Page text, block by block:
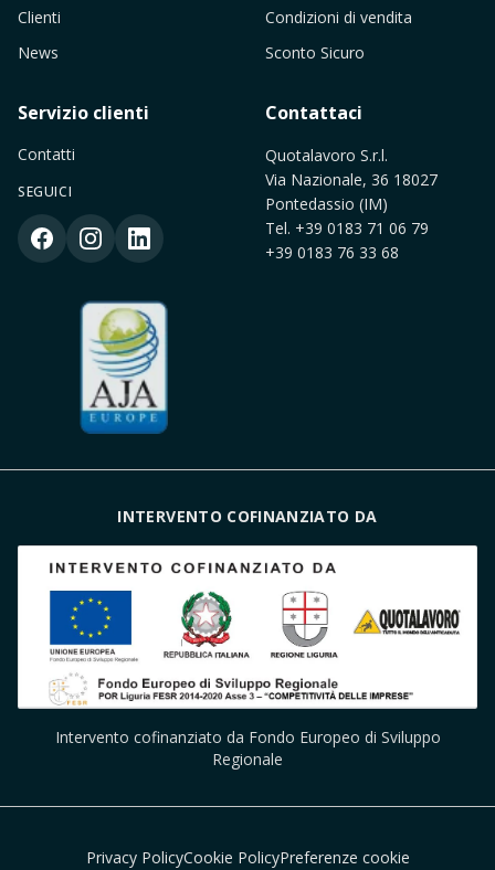
Clienti
News
Condizioni di vendita
Sconto Sicuro
Servizio clienti
Contatti
SEGUICI
Contattaci
Quotalavoro S.r.l.
Via Nazionale, 36 18027
Pontedassio (IM)
Tel. +39 0183 71 06 79
+39 0183 76 33 68
INTERVENTO COFINANZIATO DA
Intervento cofinanziato da Fondo Europeo di Sviluppo
Regionale
Privacy PolicyCookie PolicyPreferenze cookie